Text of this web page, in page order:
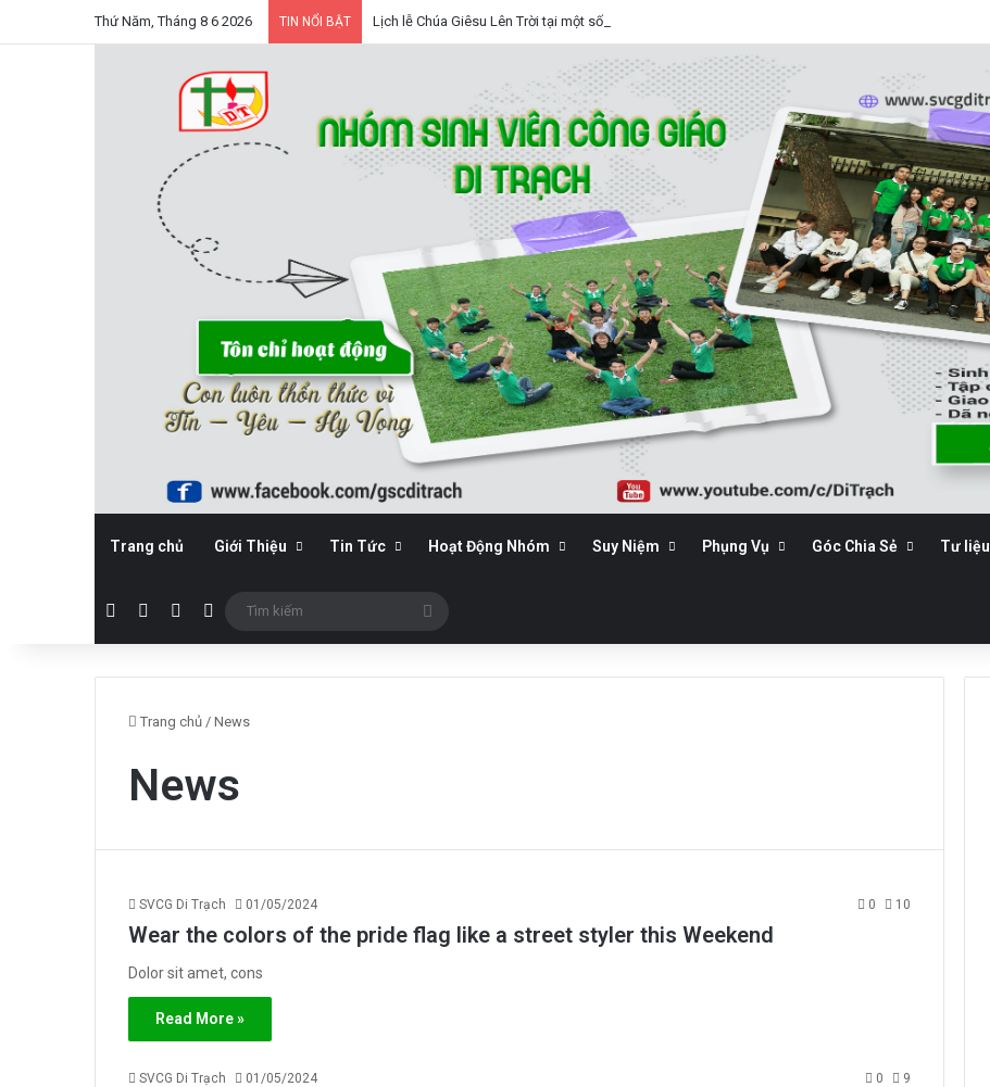
Thứ Năm, Tháng 8 6 2026 TIN NỔI BẬT Lịch lễ Chúa Giêsu Lên Trời tại một số nhà thờ trên địa bàn Hà Nội 2026, Lễ Trọng
Trang chủ Giới Thiệu Tin Tức Hoạt Động Nhóm Suy Niệm Phụng Vụ Góc Chia Sẻ Tư liệu
FacebookYouTubeWordPress
Sidebar
Tìm
kiếm
Trang chủ / News
News
SVCG Di Trạch 01/05/2024 0 10
Wear the colors of the pride flag like a street styler this Weekend
Dolor sit amet, cons
Read More »
SVCG Di Trạch 01/05/2024 0 9